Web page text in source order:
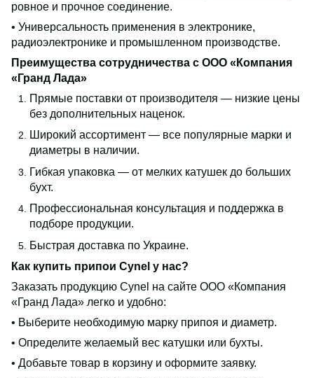
ровное и прочное соединение.
• Универсальность применения в электронике,
радиоэлектронике и промышленном производстве.
Преимущества сотрудничества с ООО «Компания
«Гранд Лада»
Прямые поставки от производителя — низкие цены
без дополнительных наценок.
Широкий ассортимент — все популярные марки и
диаметры в наличии.
Гибкая упаковка — от мелких катушек до больших
бухт.
Профессиональная консультация и поддержка в
подборе продукции.
Быстрая доставка по Украине.
Как купить припои Cynel у нас?
Заказать продукцию Cynel на сайте ООО «Компания
«Гранд Лада» легко и удобно:
• Выберите необходимую марку припоя и диаметр.
• Определите желаемый вес катушки или бухты.
• Добавьте товар в корзину и оформите заявку.